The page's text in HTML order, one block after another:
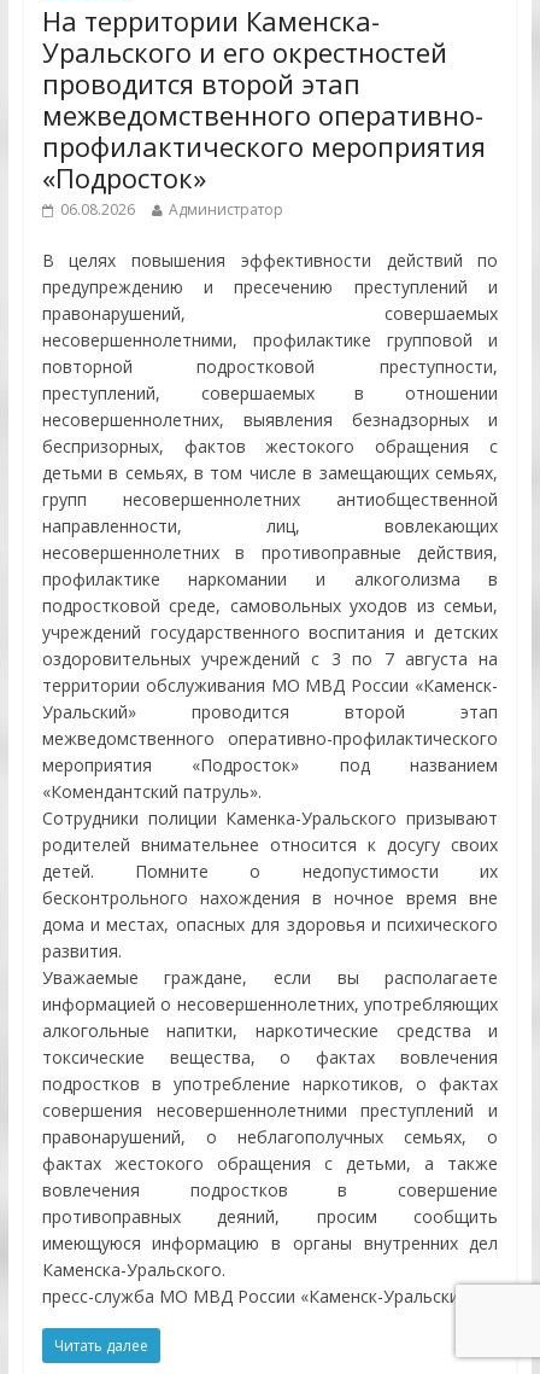
На территории Каменска-
Уральского и его окрестностей
проводится второй этап
межведомственного оперативно-
профилактического мероприятия
«Подросток»
06.08.2026 Администратор
В целях повышения эффективности действий по
предупреждению и пресечению преступлений и
правонарушений, совершаемых
несовершеннолетними, профилактике групповой и
повторной подростковой преступности,
преступлений, совершаемых в отношении
несовершеннолетних, выявления безнадзорных и
беспризорных, фактов жестокого обращения с
детьми в семьях, в том числе в замещающих семьях,
групп несовершеннолетних антиобщественной
направленности, лиц, вовлекающих
несовершеннолетних в противоправные действия,
профилактике наркомании и алкоголизма в
подростковой среде, самовольных уходов из семьи,
учреждений государственного воспитания и детских
оздоровительных учреждений с 3 по 7 августа на
территории обслуживания МО МВД России «Каменск-
Уральский» проводится второй этап
межведомственного оперативно-профилактического
мероприятия «Подросток» под названием
«Комендантский патруль».
Сотрудники полиции Каменка-Уральского призывают
родителей внимательнее относится к досугу своих
детей. Помните о недопустимости их
бесконтрольного нахождения в ночное время вне
дома и местах, опасных для здоровья и психического
развития.
Уважаемые граждане, если вы располагаете
информацией о несовершеннолетних, употребляющих
алкогольные напитки, наркотические средства и
токсические вещества, о фактах вовлечения
подростков в употребление наркотиков, о фактах
совершения несовершеннолетними преступлений и
правонарушений, о неблагополучных семьях, о
фактах жестокого обращения с детьми, а также
вовлечения подростков в совершение
противоправных деяний, просим сообщить
имеющуюся информацию в органы внутренних дел
Каменска-Уральского.
пресс-служба МО МВД России «Каменск-Уральский»
Читать далее